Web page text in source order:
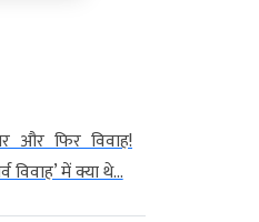
और फिर विवाह!
विवाह’ में क्या थे...